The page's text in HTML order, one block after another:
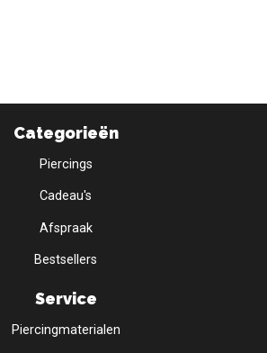
Categorieën
Piercings
Cadeau's
Afspraak
Bestsellers
Service
Piercingmaterialen